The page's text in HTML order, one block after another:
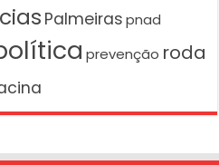
Palmeiras pnad
prevenção roda